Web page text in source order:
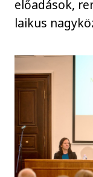
előadások,
laikus